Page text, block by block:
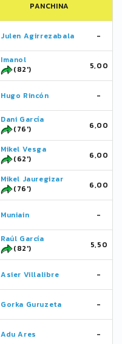
PANCHINA
Julen Agirrezabala -
Imanol
(82')
5,00
Hugo Rincón -
Dani García
(76')
6,00
Mikel Vesga
(62')
6,00
Mikel Jauregizar
(76')
6,00
Muniain -
Raúl García
(82')
5,50
Asier Villalibre -
Gorka Guruzeta -
Adu Ares -